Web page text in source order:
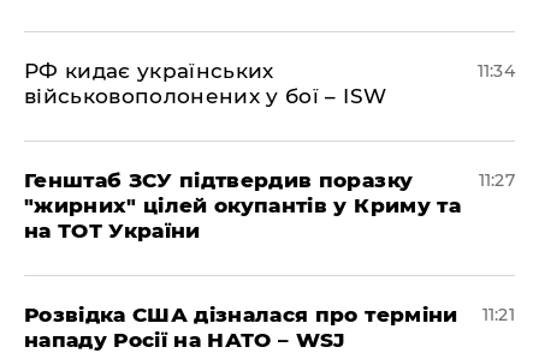
РФ кидає українських
військовополонених у бої – ISW
11:34
Генштаб ЗСУ підтвердив поразку
"жирних" цілей окупантів у Криму та
на ТОТ України
11:27
Розвідка США дізналася про терміни
нападу Росії на НАТО – WSJ
11:21